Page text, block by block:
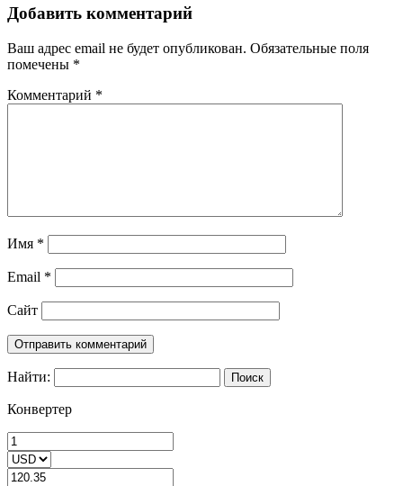
Добавить комментарий
Ваш адрес email не будет опубликован. Обязательные поля
помечены *
Комментарий *
Имя *
Email *
Сайт
Найти:
Конвертер